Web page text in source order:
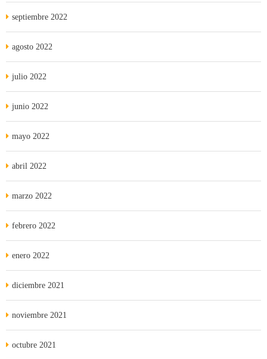
septiembre 2022
agosto 2022
julio 2022
junio 2022
mayo 2022
abril 2022
marzo 2022
febrero 2022
enero 2022
diciembre 2021
noviembre 2021
octubre 2021